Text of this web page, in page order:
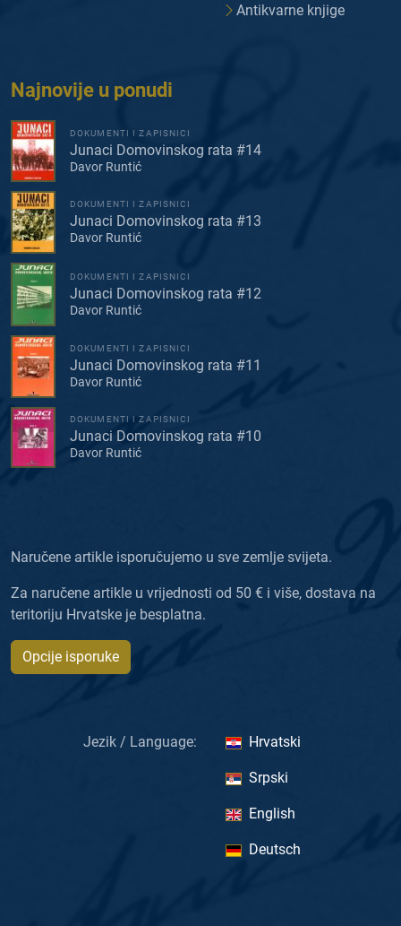
Antikvarne knjige
Najnovije u ponudi
DOKUMENTI I ZAPISNICI
Junaci Domovinskog rata #14
Davor Runtić
DOKUMENTI I ZAPISNICI
Junaci Domovinskog rata #13
Davor Runtić
DOKUMENTI I ZAPISNICI
Junaci Domovinskog rata #12
Davor Runtić
DOKUMENTI I ZAPISNICI
Junaci Domovinskog rata #11
Davor Runtić
DOKUMENTI I ZAPISNICI
Junaci Domovinskog rata #10
Davor Runtić
Naručene artikle isporučujemo u sve zemlje svijeta.
Za naručene artikle u vrijednosti od 50 € i više, dostava na
teritoriju Hrvatske je besplatna.
Opcije isporuke
Jezik / Language: Hrvatski
Srpski
English
Deutsch